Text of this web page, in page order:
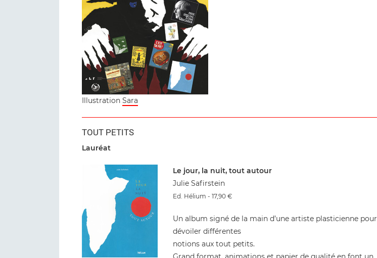
Illustration Sara
TOUT PETITS
Lauréat
Le jour, la nuit, tout autour
Julie Safirstein
Ed. Hélium - 17,90 €
Un album signé de la main d’une artiste plasticienne pour
dévoiler différentes
notions aux tout petits.